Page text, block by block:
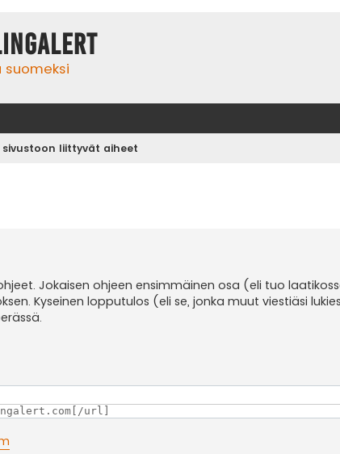
suomeksi
sivustoon liittyvät aiheet
Jokaisen ohjeen ensimmäinen osa (eli tuo
Kyseinen lopputulos (eli se, jonka muut viestiäsi
url]